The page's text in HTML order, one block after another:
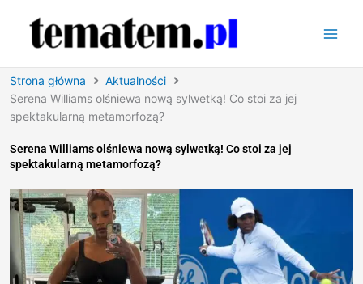
Strona główna
Aktualności
Serena Williams olśniewa nową sylwetką! Co stoi za jej
spektakularną metamorfozą?
Serena Williams olśniewa nową sylwetką! Co stoi za jej
spektakularną metamorfozą?